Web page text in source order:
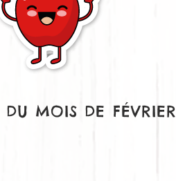
DU MOIS DE FÉVRIER